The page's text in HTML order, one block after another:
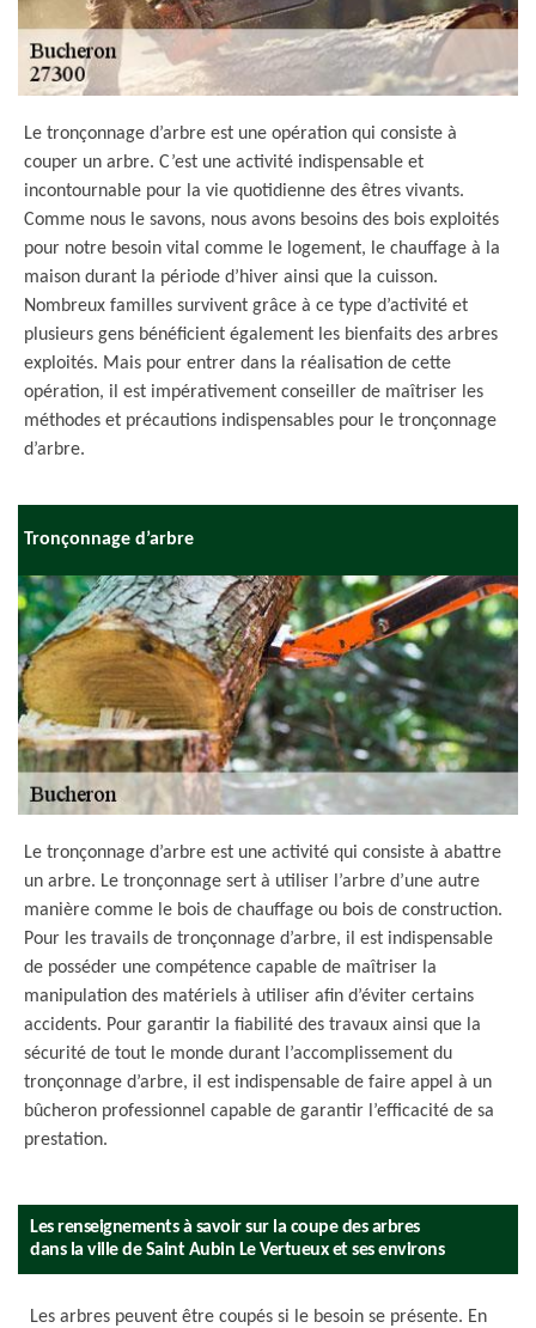
Le tronçonnage d’arbre est une opération qui consiste à
couper un arbre. C’est une activité indispensable et
incontournable pour la vie quotidienne des êtres vivants.
Comme nous le savons, nous avons besoins des bois exploités
pour notre besoin vital comme le logement, le chauffage à la
maison durant la période d’hiver ainsi que la cuisson.
Nombreux familles survivent grâce à ce type d’activité et
plusieurs gens bénéficient également les bienfaits des arbres
exploités. Mais pour entrer dans la réalisation de cette
opération, il est impérativement conseiller de maîtriser les
méthodes et précautions indispensables pour le tronçonnage
d’arbre.
Tronçonnage d’arbre
Le tronçonnage d’arbre est une activité qui consiste à abattre
un arbre. Le tronçonnage sert à utiliser l’arbre d’une autre
manière comme le bois de chauffage ou bois de construction.
Pour les travails de tronçonnage d’arbre, il est indispensable
de posséder une compétence capable de maîtriser la
manipulation des matériels à utiliser afin d’éviter certains
accidents. Pour garantir la fiabilité des travaux ainsi que la
sécurité de tout le monde durant l’accomplissement du
tronçonnage d’arbre, il est indispensable de faire appel à un
bûcheron professionnel capable de garantir l’efficacité de sa
prestation.
Les renseignements à savoir sur la coupe des arbres
dans la ville de Saint Aubin Le Vertueux et ses environs
Les arbres peuvent être coupés si le besoin se présente. En